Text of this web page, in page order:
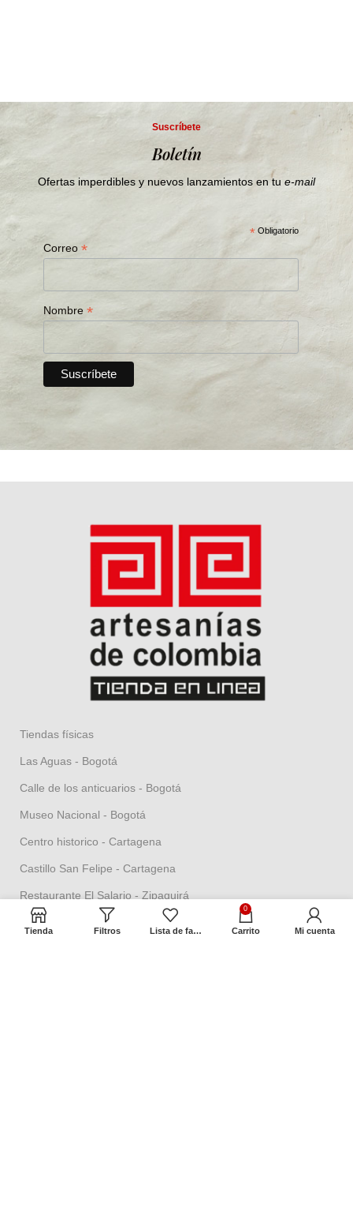
Suscríbete
Boletín
Ofertas imperdibles y nuevos lanzamientos en tu e-mail
* Obligatorio
Correo*
Nombre*
Tiendas físicas
Las Aguas - Bogotá
Calle de los anticuarios - Bogotá
Museo Nacional - Bogotá
Centro historico - Cartagena
Castillo San Felipe - Cartagena
Restaurante El Salario - Zipaquirá
Tienda aeropuerto - Isla San Andrés
Tienda Filtros Lista de favoritos
0
Carrito Mi cuenta